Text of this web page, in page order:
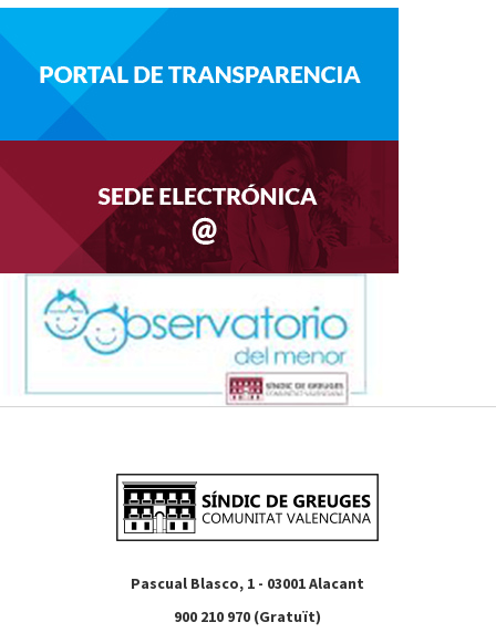
Pascual Blasco, 1 - 03001 Alacant
900 210 970 (Gratuït)